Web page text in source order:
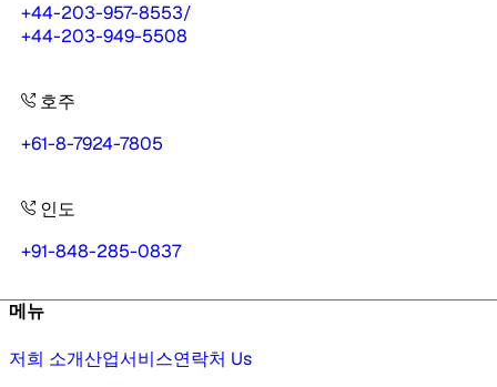
+44-203-957-8553/
+44-203-949-5508
호주
+61-8-7924-7805
인도
+91-848-285-0837
메뉴
저희 소개산업서비스연락처 Us